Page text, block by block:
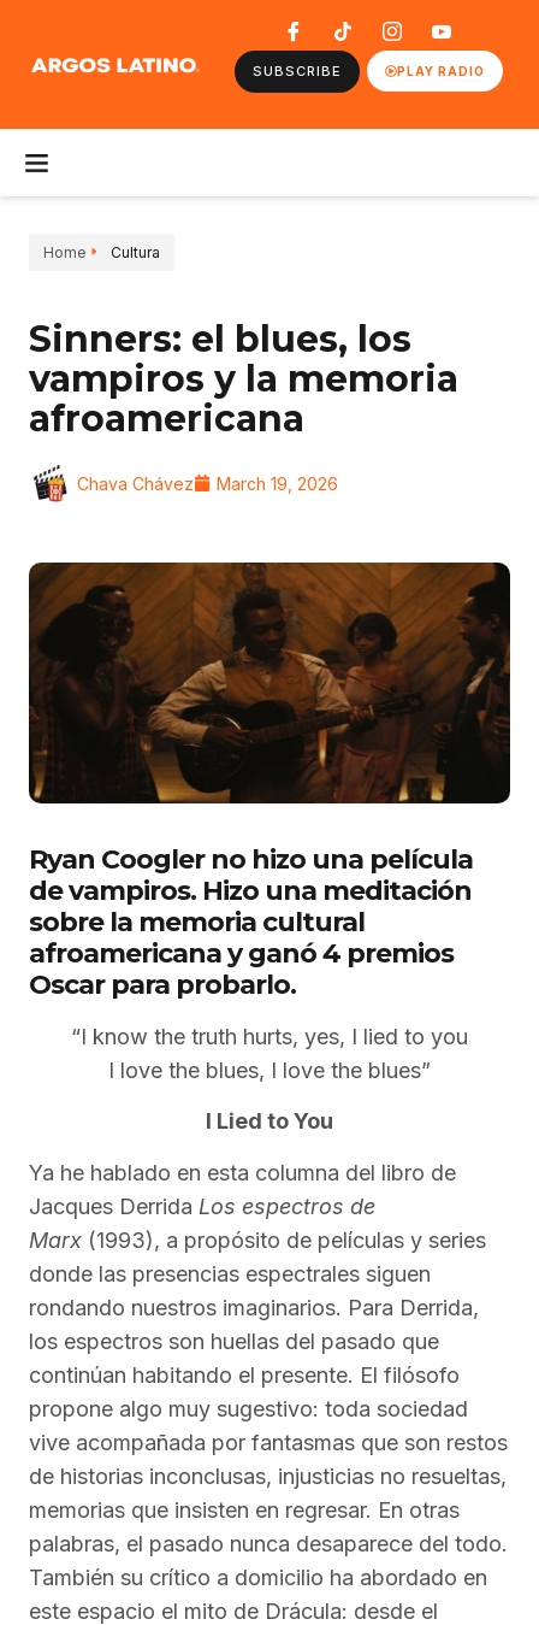
SUBSCRIBE PLAY RADIO
Home Cultura
Sinners: el blues, los
vampiros y la memoria
afroamericana
Chava Chávez March 19, 2026
Ryan Coogler no hizo una película
de vampiros. Hizo una meditación
sobre la memoria cultural
afroamericana y ganó 4 premios
Oscar para probarlo.
“I know the truth hurts, yes, I lied to you
I love the blues, I love the blues”
I Lied to You
Ya he hablado en esta columna del libro de
Jacques Derrida Los espectros de
Marx (1993), a propósito de películas y series
donde las presencias espectrales siguen
rondando nuestros imaginarios. Para Derrida,
los espectros son huellas del pasado que
continúan habitando el presente. El filósofo
propone algo muy sugestivo: toda sociedad
vive acompañada por fantasmas que son restos
de historias inconclusas, injusticias no resueltas,
memorias que insisten en regresar. En otras
palabras, el pasado nunca desaparece del todo.
También su crítico a domicilio ha abordado en
este espacio el mito de Drácula: desde el